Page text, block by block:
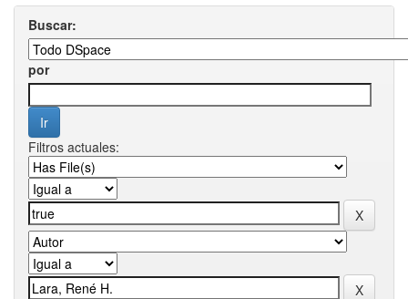
Buscar:
por
Filtros actuales: